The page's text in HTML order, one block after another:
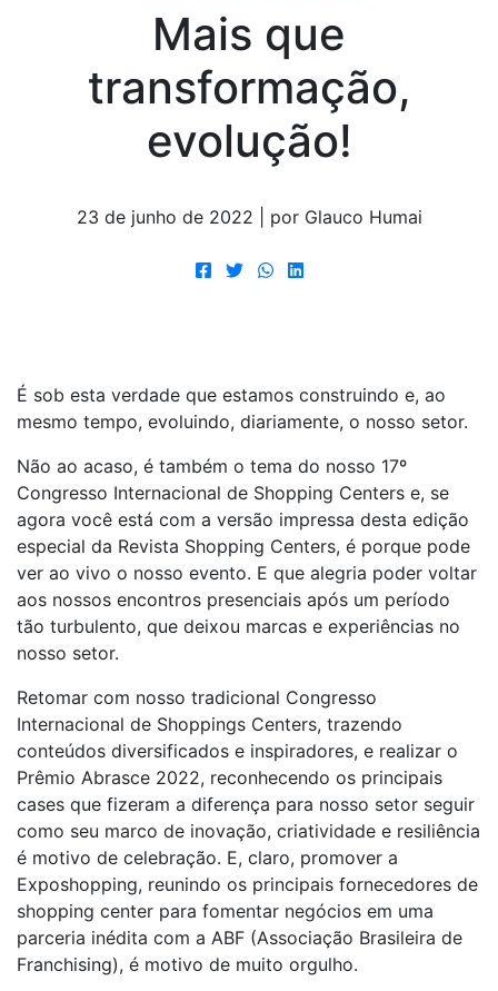
Mais que
transformação,
evolução!
23 de junho de 2022 | por Glauco Humai
É sob esta verdade que estamos construindo e, ao
mesmo tempo, evoluindo, diariamente, o nosso setor.
Não ao acaso, é também o tema do nosso 17º
Congresso Internacional de Shopping Centers e, se
agora você está com a versão impressa desta edição
especial da Revista Shopping Centers, é porque pode
ver ao vivo o nosso evento. E que alegria poder voltar
aos nossos encontros presenciais após um período
tão turbulento, que deixou marcas e experiências no
nosso setor.
Retomar com nosso tradicional Congresso
Internacional de Shoppings Centers, trazendo
conteúdos diversificados e inspiradores, e realizar o
Prêmio Abrasce 2022, reconhecendo os principais
cases que fizeram a diferença para nosso setor seguir
como seu marco de inovação, criatividade e resiliência
é motivo de celebração. E, claro, promover a
Exposhopping, reunindo os principais fornecedores de
shopping center para fomentar negócios em uma
parceria inédita com a ABF (Associação Brasileira de
Franchising), é motivo de muito orgulho.